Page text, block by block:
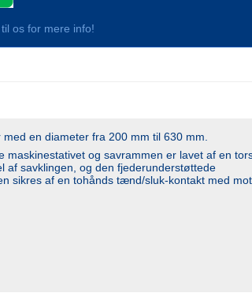
til os for mere info!
en diameter fra 200 mm til 630 mm.
og savrammen er lavet af en
savklingen, og den fjederunderstøttede
sikres af en tohånds tænd/sluk-kontakt med